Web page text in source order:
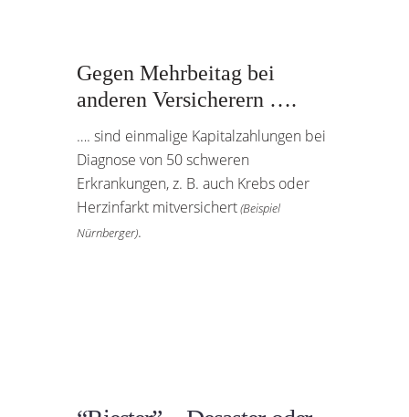
Gegen Mehrbeitag bei
anderen Versicherern ….
…. sind einmalige Kapitalzahlungen bei
Diagnose von 50 schweren
Erkrankungen, z. B. auch Krebs oder
Herzinfarkt mitversichert(Beispiel
Nürnberger).